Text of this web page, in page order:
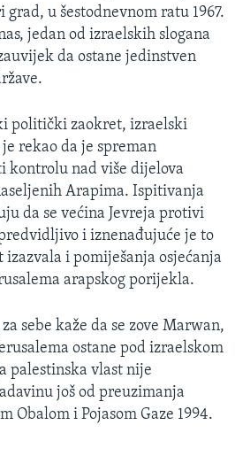
u šestodnevnom ratu 1967.
jedan od izraelskih slogana
da ostane jedinstven
politički zaokret, izraelski
rekao da je spreman
kontrolu nad više dijelova
Arapima. Ispitivanja
da se većina Jevreja protivi
i iznenađujuće je to
izazvala i pomiješanja osjećanja
arapskog porijekla.
sebe kaže da se zove Marwan,
ostane pod izraelskom
palestinska vlast nije
još od preuzimanja
Obalom i Pojasom Gaze 1994.